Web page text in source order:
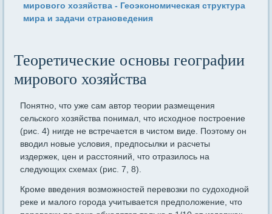
мирового хозяйства - Геоэкономическая структура
мира и задачи страноведения
Теоретические основы географии
мирового хозяйства
Понятно, что уже сам автор теории размещения
сельского хо­зяйства понимал, что исходное построение
(рис. 4) нигде не встре­чается в чистом виде. Поэтому он
вводил новые условия, предпо­сылки и расчеты
издержек, цен и расстояний, что отразилось на
следующих схемах (рис. 7, 8).
Кроме введения возможностей перевозки по судоходной
реке и малого города учитывается предположение, что